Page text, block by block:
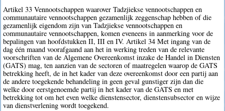
Artikel 33 Vennootschappen waarover Tadzjiekse vennootschappen en
communautaire vennootschappen gezamenlijk zeggenschap hebben of die
gezamenlijk eigendom zijn van Tadzjiekse vennootschappen en
communautaire vennootschappen, komen eveneens in aanmerking voor de
bepalingen van hoofdstukken II, III en IV. Artikel 34 Met ingang van de
dag één maand voorafgaand aan het in werking treden van de relevante
voorschriften van de Algemene Overeenkomst inzake de Handel in Diensten
(GATS) mag, ten aanzien van de sectoren of maatregelen waarop de GATS
betrekking heeft, de in het kader van deze overeenkomst door een partij aan
de andere toegekende behandeling in geen geval gunstiger zijn dan die
welke door eerstgenoemde partij in het kader van de GATS en met
betrekking tot om het even welke dienstensector, dienstensubsector en wijze
van dienstverlening wordt toegekend.